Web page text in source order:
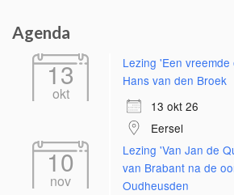
Agenda
13
okt
Lezing 'Een
Hans van den Broek
13 okt 26
Eersel
10
nov
Lezing 'Van Jan de
van Brabant na de
Oudheusden